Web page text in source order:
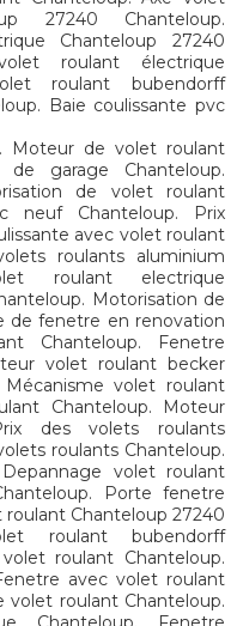
27240 Chanteloup.
Chanteloup 27240
roulant électrique
roulant bubendorff
Baie coulissante pvc
Moteur de volet roulant
de garage Chanteloup.
de volet roulant
neuf Chanteloup. Prix
avec volet roulant
roulants aluminium
roulant electrique
Motorisation de
de fenetre en renovation
Chanteloup. Fenetre
volet roulant becker
volet roulant
Chanteloup. Moteur
des volets roulants
roulants Chanteloup.
volet roulant
Porte fenetre
Chanteloup 27240
roulant bubendorff
roulant Chanteloup.
avec volet roulant
volet roulant Chanteloup.